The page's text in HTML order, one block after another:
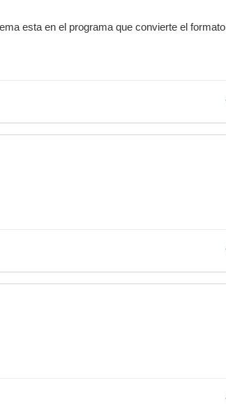
esta en el programa que convierte el formato